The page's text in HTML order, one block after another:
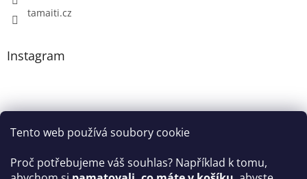
Tento web používá soubory cookie
Proč potřebujeme váš souhlas? Například k tomu,
tamaiti.cz
Instagram